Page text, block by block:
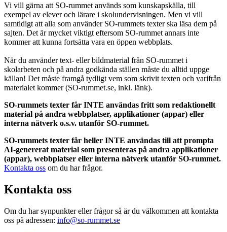
Vi vill gärna att SO-rummet används som kunskapskälla, till
exempel av elever och lärare i skolundervisningen. Men vi vill
samtidigt att alla som använder SO-rummets texter ska läsa dem på
sajten. Det är mycket viktigt eftersom SO-rummet annars inte
kommer att kunna fortsätta vara en öppen webbplats.
När du använder text- eller bildmaterial från SO-rummet i
skolarbeten och på andra godkända ställen måste du alltid uppge
källan! Det måste framgå tydligt vem som skrivit texten och varifrån
materialet kommer (SO-rummet.se, inkl. länk).
SO-rummets texter får INTE användas fritt som redaktionellt
material på andra webbplatser, applikationer (appar) eller
interna nätverk o.s.v. utanför SO-rummet.
SO-rummets texter får heller INTE användas till att prompta
AI-genererat material som presenteras på andra applikationer
(appar), webbplatser eller interna nätverk utanför SO-rummet.
Kontakta oss om du har frågor.
Kontakta oss
Om du har synpunkter eller frågor så är du välkommen att kontakta
oss på adressen: info@so-rummet.se